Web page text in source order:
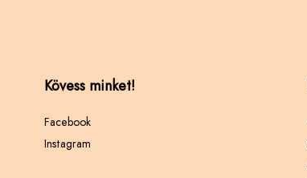
Kövess minket!
Facebook
Instagram